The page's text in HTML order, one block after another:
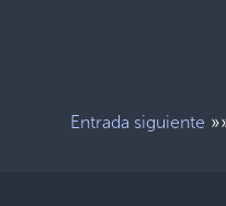
Entrada siguiente